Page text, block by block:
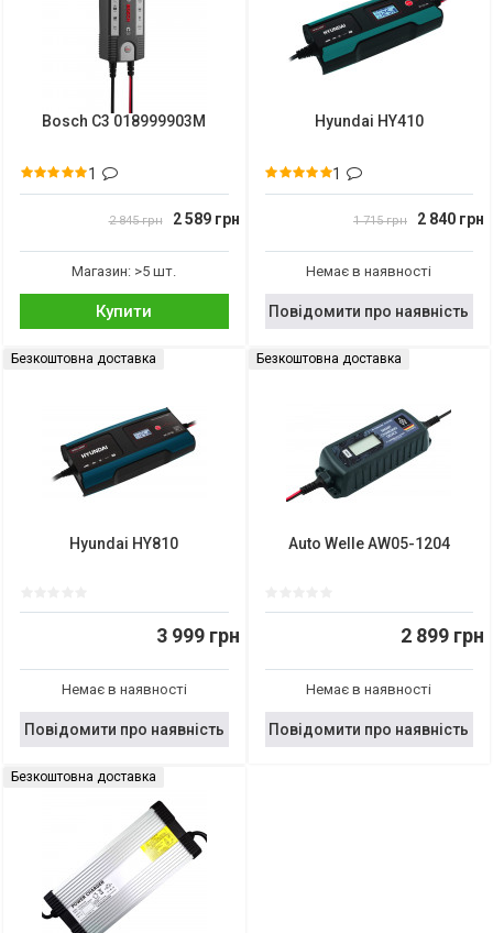
Bosch C3 018999903M
1
2 845 грн 2 589 грн
Магазин: >5 шт.
Купити
Hyundai HY410
1
1 715 грн 2 840 грн
Немає в наявності
Повідомити про наявність
Безкоштовна доставка
Hyundai HY810
3 999 грн
Немає в наявності
Повідомити про наявність
Безкоштовна доставка
Auto Welle AW05-1204
2 899 грн
Немає в наявності
Повідомити про наявність
Безкоштовна доставка